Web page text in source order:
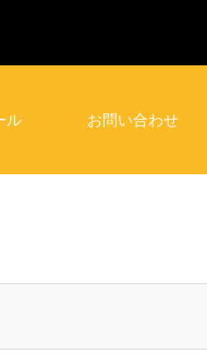
ル お問い合わせ